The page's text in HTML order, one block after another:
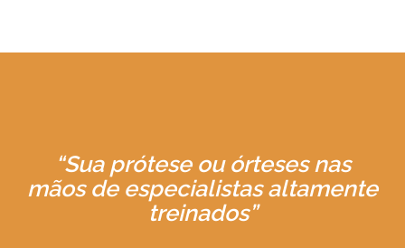
“Sua prótese ou órteses nas
mãos de especialistas altamente
treinados”